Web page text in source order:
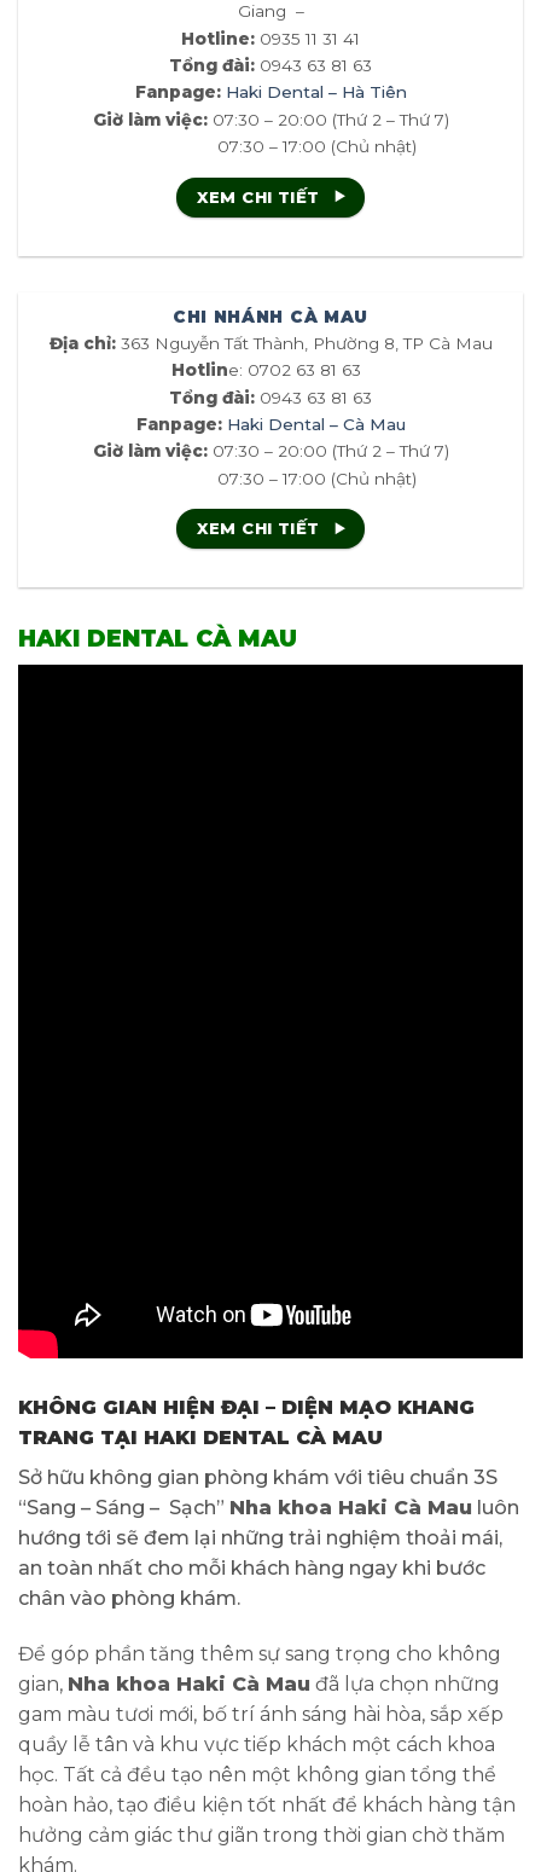
Giang –
Hotline: 0935 11 31 41
Tổng đài: 0943 63 81 63
Fanpage: Haki Dental – Hà Tiên
Giờ làm việc:07:30 – 20:00 (Thứ 2 – Thứ 7)
07:30 – 17:00 (Chủ nhật)
XEM CHI TIẾT
CHI NHÁNH CÀ MAU
Địa chỉ:363 Nguyễn Tất Thành, Phường 8, TP Cà Mau
Hotline: 0702 63 81 63
Tổng đài: 0943 63 81 63
Fanpage: Haki Dental – Cà Mau
Giờ làm việc:07:30 – 20:00 (Thứ 2 – Thứ 7)
07:30 – 17:00 (Chủ nhật)
XEM CHI TIẾT
HAKI DENTAL CÀ MAU
KHÔNG GIAN HIỆN ĐẠI – DIỆN MẠO KHANG
TRANG TẠI HAKI DENTAL CÀ MAU
Sở hữu không gian phòng khám với tiêu chuẩn 3S
“Sang – Sáng – Sạch” Nha khoa Haki Cà Mau luôn
hướng tới sẽ đem lại những trải nghiệm thoải mái,
an toàn nhất cho mỗi khách hàng ngay khi bước
chân vào phòng khám.
Để góp phần tăng thêm sự sang trọng cho không
gian, Nha khoa Haki Cà Mau đã lựa chọn những
gam màu tươi mới, bố trí ánh sáng hài hòa, sắp xếp
quầy lễ tân và khu vực tiếp khách một cách khoa
học. Tất cả đều tạo nên một không gian tổng thể
hoàn hảo, tạo điều kiện tốt nhất để khách hàng tận
hưởng cảm giác thư giãn trong thời gian chờ thăm
khám.